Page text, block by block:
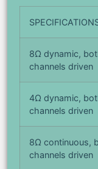
8Ω dynamic,
channels driven
4Ω dynamic,
channels driven
8Ω continuous,
channels driven